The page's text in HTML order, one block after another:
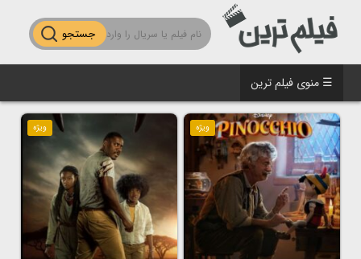
جستجو
☰ منوی فیلم ترین
ویژه ویژه